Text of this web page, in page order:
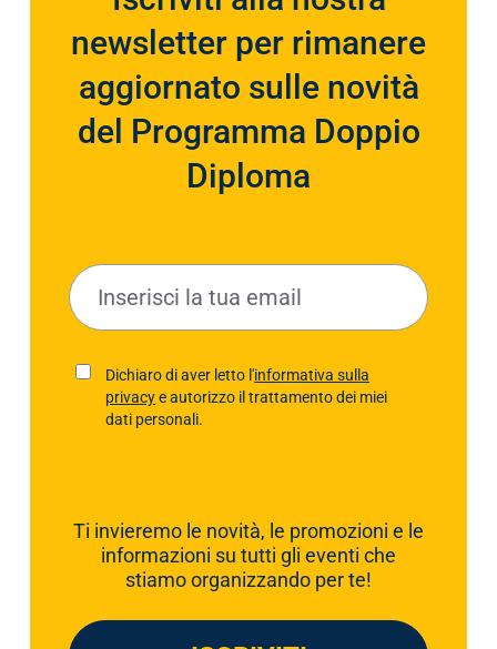
newsletter per rimanere
aggiornato sulle novità
del Programma Doppio
Diploma
E
m
a
P
y
i
Dichiaro di aver letto l'informativa sulla
privacye autorizzo il trattamento dei miei
dati personali.
Ti invieremo le novità, le promozioni e le
informazioni su tutti gli eventi che
stiamo organizzando per te!